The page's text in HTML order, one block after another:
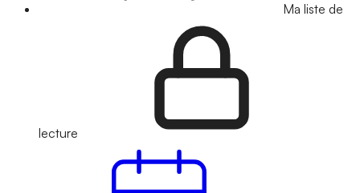
Ma liste de
lecture